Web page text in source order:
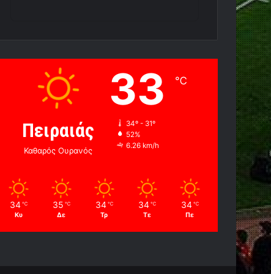
Πειραιάς
Καθαρός Ουρανός
33 ℃
34º - 31º
52%
6.26 km/h
34 ℃
Κυ
35 ℃
Δε
34 ℃
Τρ
34 ℃
Τε
34 ℃
Πε